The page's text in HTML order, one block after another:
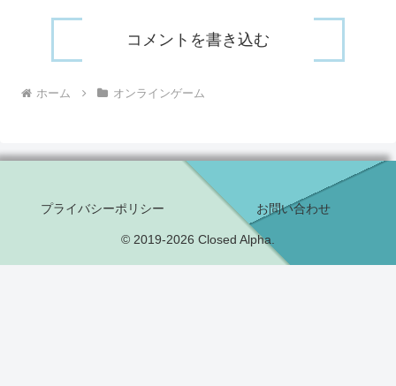
コメントを書き込む
ホーム オンラインゲーム
プライバシーポリシー お問い合わせ
© 2019-2026 Closed Alpha.